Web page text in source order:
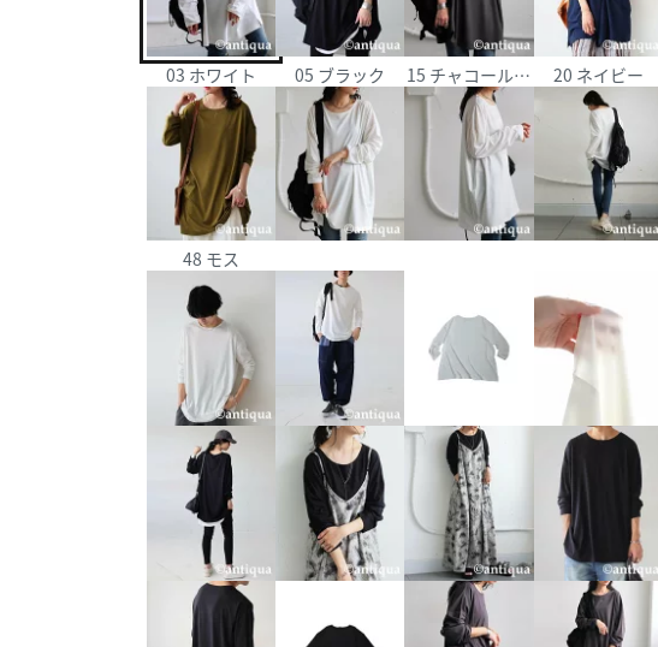
03 ホワイト 05 ブラック 15 チャコールグレー20 ネイビー
48 モス